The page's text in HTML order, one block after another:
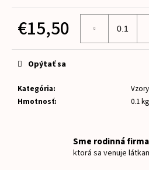
€15,50
cena:
Kategória:
Vzory
Hmotnosť: 0.1 kg
Opýtať sa
Sme rodinná firma
ktorá sa venuje
HĽADAŤ
O